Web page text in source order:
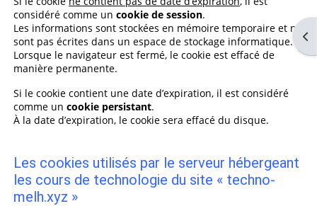
considéré comme un cookie de session.
Les informations sont stockées en mémoire temporaire et ne
sont pas écrites dans un espace de stockage informatique.
Lorsque le navigateur est fermé, le cookie est effacé de
manière permanente.
Si le cookie contient une date d’expiration, il est considéré
comme un cookie persistant.
À la date d’expiration, le cookie sera effacé du disque.
Les cookies utilisés par le serveur hébergeant
les cours de technologie du site « techno-
melh.xyz »